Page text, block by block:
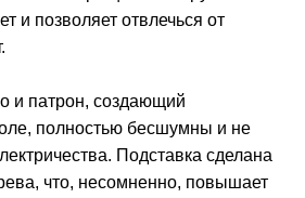
и позволяет отвлечься от
и патрон, создающий
полностью бесшумны и не
Подставка сделана
что, несомненно, повышает